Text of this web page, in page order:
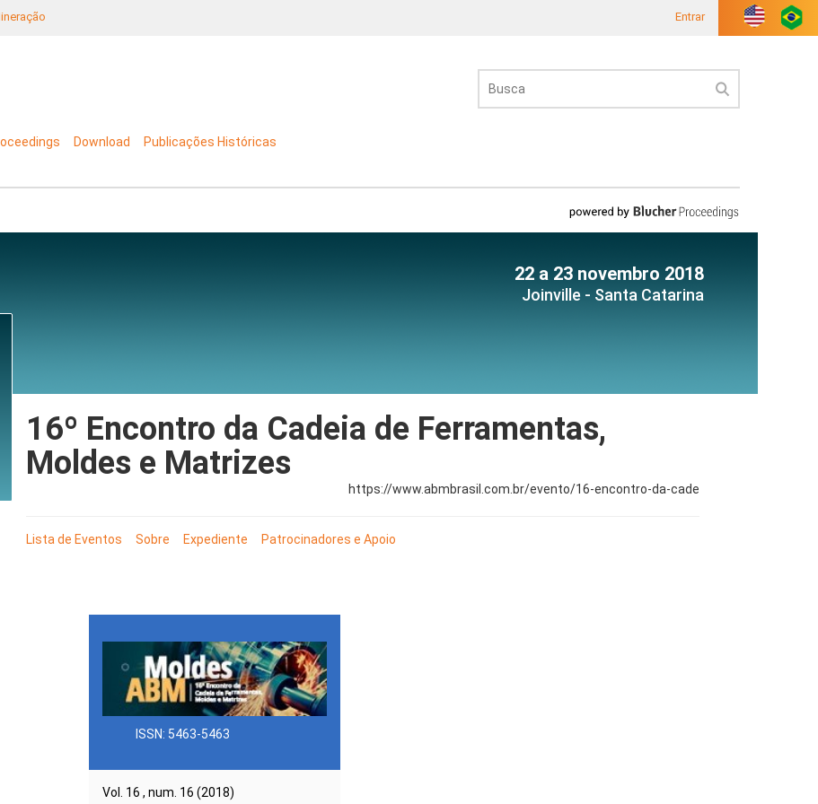
Entrar
Download Publicações Históricas
22 a 23 novembro 2018
Joinville - Santa Catarina
16º Encontro da Cadeia de Ferramentas,
Moldes e Matrizes
https://www.abmbrasil.com.br/evento/16-encontro-da-cade
Lista de Eventos Sobre Expediente Patrocinadores e Apoio
ISSN: 5463-5463
Vol. 16 , num. 16 (2018)